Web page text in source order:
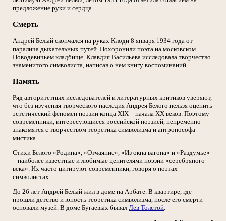
предложение руки и сердца.
Смерть
Андрей Белый скончался на руках Клоди 8 января 1934 года от
паралича дыхательных путей. Похоронили поэта на московском
Новодевичьем кладбище. Клавдия Васильева исследовала творчество
знаменитого символиста, написав о нем книгу воспоминаний.
Память
Ряд авторитетных исследователей и литературных критиков уверяют,
что без изучения творческого наследия Андрея Белого нельзя оценить
эстетический феномен поэзии конца XIX – начала XX веков. Поэтому
современники, интересующиеся российской поэзией, непременно
знакомятся с творчеством теоретика символизма и антропософа-
мистика.
Стихи Белого «Родина», «Отчаяние», «Из окна вагона» и «Раздумье»
– наиболее известные и любимые ценителями поэзии «серебряного
века». Их часто цитируют современники, говоря о поэтах-
символистах.
До 26 лет Андрей Белый жил в доме на Арбате. В квартире, где
прошли детство и юность теоретика символизма, после его смерти
основали музей. В доме Бугаевых бывал Лев Толстой.